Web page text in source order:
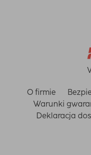
O firmie
Warunki
Deklaracja